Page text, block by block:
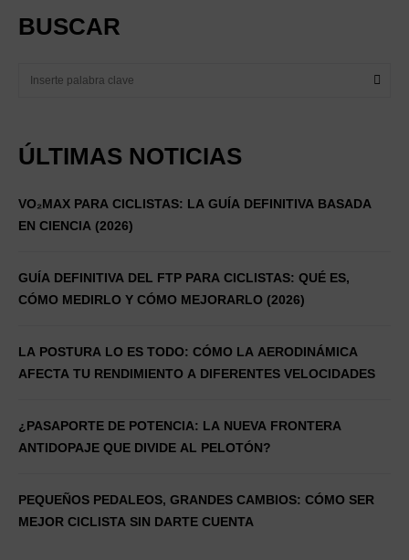
BUSCAR
ÚLTIMAS NOTICIAS
VO₂MAX PARA CICLISTAS: LA GUÍA DEFINITIVA BASADA
EN CIENCIA (2026)
GUÍA DEFINITIVA DEL FTP PARA CICLISTAS: QUÉ ES,
CÓMO MEDIRLO Y CÓMO MEJORARLO (2026)
LA POSTURA LO ES TODO: CÓMO LA AERODINÁMICA
AFECTA TU RENDIMIENTO A DIFERENTES VELOCIDADES
¿PASAPORTE DE POTENCIA: LA NUEVA FRONTERA
ANTIDOPAJE QUE DIVIDE AL PELOTÓN?
PEQUEÑOS PEDALEOS, GRANDES CAMBIOS: CÓMO SER
MEJOR CICLISTA SIN DARTE CUENTA